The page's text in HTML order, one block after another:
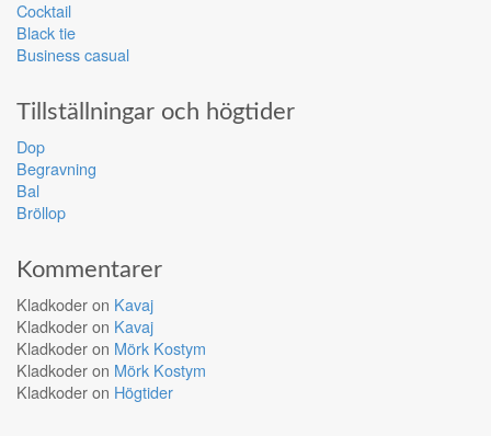
Cocktail
Black tie
Business casual
Tillställningar och högtider
Dop
Begravning
Bal
Bröllop
Kommentarer
Kladkoderon Kavaj
Kladkoderon Kavaj
Kladkoderon Mörk Kostym
Kladkoderon Mörk Kostym
Kladkoderon Högtider